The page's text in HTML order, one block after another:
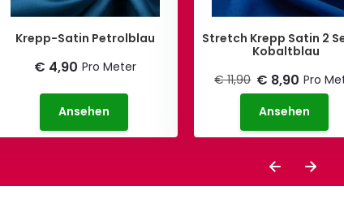
Krepp-Satin Petrolblau
€ 4,90 Pro Meter
Ansehen
Stretch Krepp Satin 2
Kobaltblau
€ 11,90 € 8,90 Pro
Ansehen